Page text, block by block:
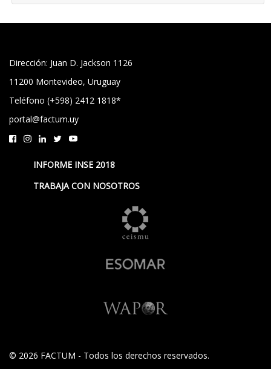
Dirección: Juan D. Jackson 1126
11200 Montevideo, Uruguay
Teléfono (+598) 2412 1818*
portal@factum.uy
INFORME INSE 2018
TRABAJA CON NOSOTROS
© 2026 FACTUM - Todos los derechos reservados.